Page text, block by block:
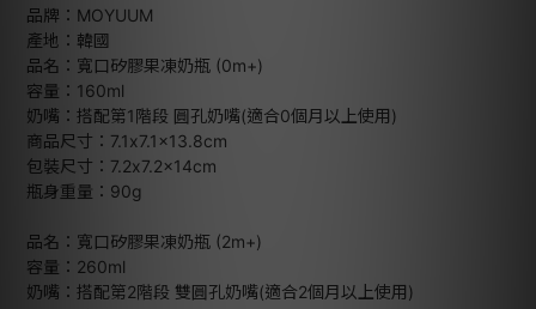
品牌：MOYUUM
產地：韓國
品名：寬口矽膠果凍奶瓶 (0m+)
容量：160ml
奶嘴：搭配第1階段 圓孔奶嘴(適合0個月以上使用)
商品尺寸：7.1x7.1x13.8cm
包裝尺寸：7.2x7.2x14cm
瓶身重量：90g
品名：寬口矽膠果凍奶瓶 (2m+)
容量：260ml
奶嘴：搭配第2階段 雙圓孔奶嘴(適合2個月以上使用)